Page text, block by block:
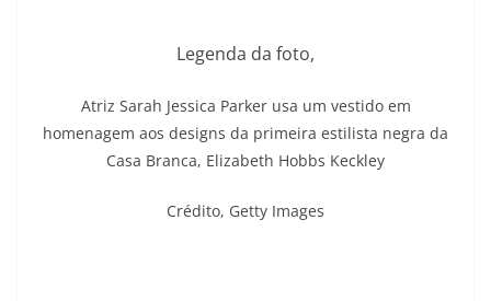
Legenda da foto,
Atriz Sarah Jessica Parker usa um vestido em
homenagem aos designs da primeira estilista negra da
Casa Branca, Elizabeth Hobbs Keckley
Crédito, Getty Images